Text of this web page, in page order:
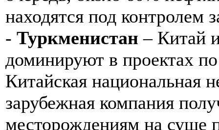
находятся под контролем
- Туркменистан – Китай
доминируют в проектах
Китайская национальная
зарубежная компания
месторождениям на суше